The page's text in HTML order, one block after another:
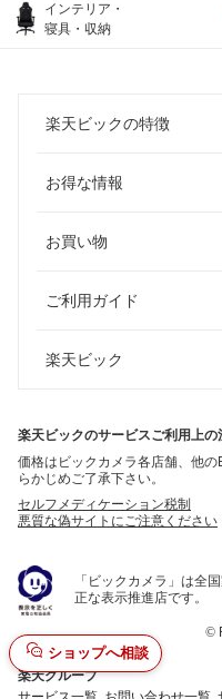
ショップへ相談
インテリア・
寝具・収納
楽天ビックの特徴
お得な情報
お買い物
ご利用ガイド
楽天ビック
楽天ビックのサービスご利用上の
価格はビックカメラ各店舗、他
らかじめご了承下さい。
セルフメディケーション税制
悪質な偽サイトにご注意ください
「ビックカメラ」は全
正な表示推進店です。
©
楽天グループ